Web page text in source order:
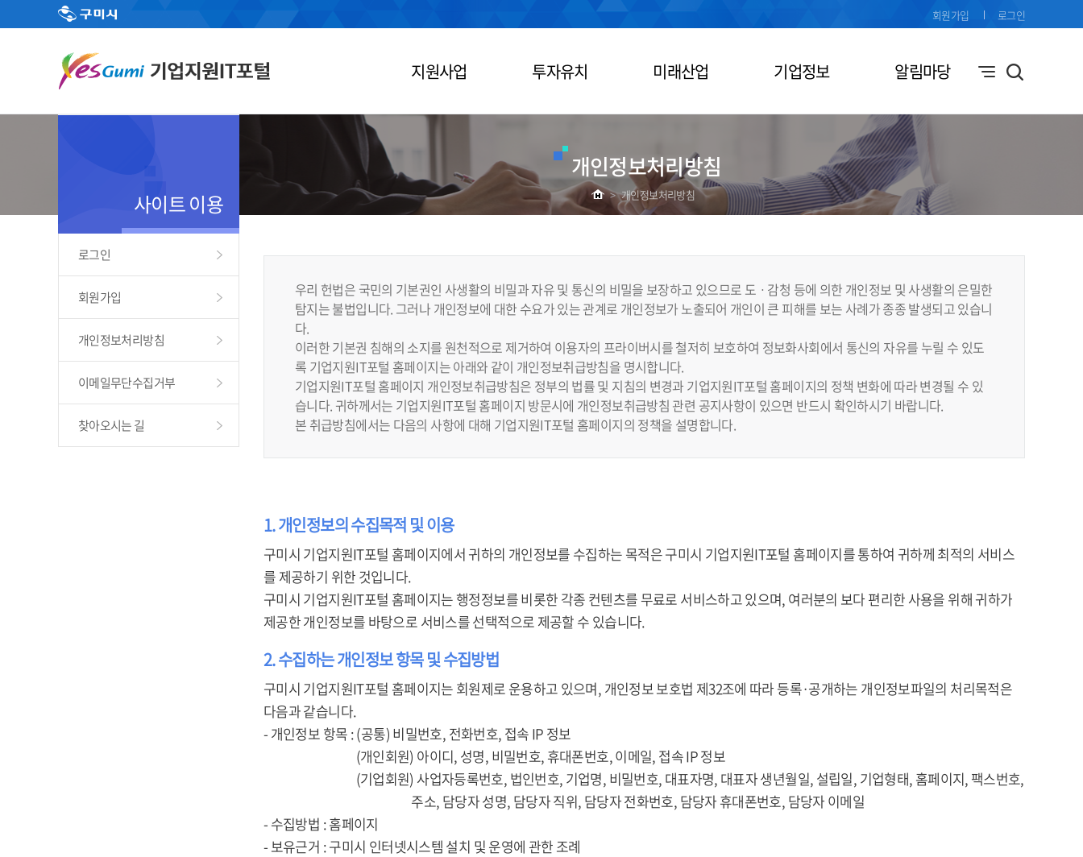
지원사업 투자유치 미래산업 기업정보 알림마당
회원가입 로그인
개인정보처리방침
> 개인정보처리방침
사이트 이용
로그인
회원가입
개인정보처리방침
이메일무단수집거부
찾아오시는 길
우리 헌법은 국민의 기본권인 사생활의 비밀과 자유 및 통신의 비밀을 보장하고 있으므로 도ㆍ감청 등에 의한 개인정보 및 사생활의 은밀한
탐지는 불법입니다. 그러나 개인정보에 대한 수요가 있는 관계로 개인정보가 노출되어 개인이 큰 피해를 보는 사례가 종종 발생되고 있습니
다.
이러한 기본권 침해의 소지를 원천적으로 제거하여 이용자의 프라이버시를 철저히 보호하여 정보화사회에서 통신의 자유를 누릴 수 있도
록 기업지원IT포털 홈페이지는 아래와 같이 개인정보취급방침을 명시합니다.
기업지원IT포털 홈페이지 개인정보취급방침은 정부의 법률 및 지침의 변경과 기업지원IT포털 홈페이지의 정책 변화에 따라 변경될 수 있
습니다. 귀하께서는 기업지원IT포털 홈페이지 방문시에 개인정보취급방침 관련 공지사항이 있으면 반드시 확인하시기 바랍니다.
본 취급방침에서는 다음의 사항에 대해 기업지원IT포털 홈페이지의 정책을 설명합니다.
1. 개인정보의 수집목적 및 이용
구미시 기업지원IT포털 홈페이지에서 귀하의 개인정보를 수집하는 목적은 구미시 기업지원IT포털 홈페이지를 통하여 귀하께 최적의 서비스
를 제공하기 위한 것입니다.
구미시 기업지원IT포털 홈페이지는 행정정보를 비롯한 각종 컨텐츠를 무료로 서비스하고 있으며, 여러분의 보다 편리한 사용을 위해 귀하가
제공한 개인정보를 바탕으로 서비스를 선택적으로 제공할 수 있습니다.
2. 수집하는 개인정보 항목 및 수집방법
구미시 기업지원IT포털 홈페이지는 회원제로 운용하고 있으며, 개인정보 보호법 제32조에 따라 등록·공개하는 개인정보파일의 처리목적은
다음과 같습니다.
- 개인정보 항목 : (공통) 비밀번호, 전화번호, 접속 IP 정보
(개인회원) 아이디, 성명, 비밀번호, 휴대폰번호, 이메일, 접속 IP 정보
(기업회원) 사업자등록번호, 법인번호, 기업명, 비밀번호, 대표자명, 대표자 생년월일, 설립일, 기업형태, 홈페이지, 팩스번호,
주소, 담당자 성명, 담당자 직위, 담당자 전화번호, 담당자 휴대폰번호, 담당자 이메일
- 수집방법 : 홈페이지
- 보유근거 : 구미시 인터넷시스템 설치 및 운영에 관한 조례